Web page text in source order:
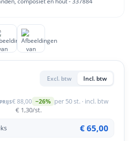
Excl. btw Incl. btw
€ 88,00 −26% per 50 st. · incl. btw
€ 1,30/st.
€ 65,00